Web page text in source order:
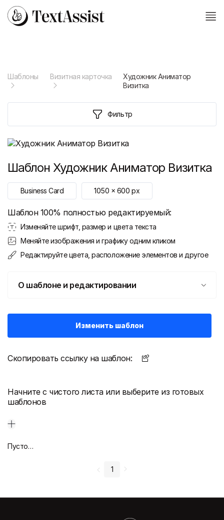
Шаблоны Визитная карточка
Художник Аниматор
Визитка
Фильтр
Шаблон Художник Аниматор Визитка
Business Card 1050 x 600 px
Шаблон 100% полностью редактируемый:
Изменяйте шрифт, размер и цвета текста
Меняйте изображения и графику одним кликом
Редактируйте цвета, расположение элементов и другое
О шаблоне и редактировании
Изменить шаблон
Скопировать ссылку на шаблон:
Начните с чистого листа или выберите из готовых
шаблонов
Пустой дизайн-макет
1